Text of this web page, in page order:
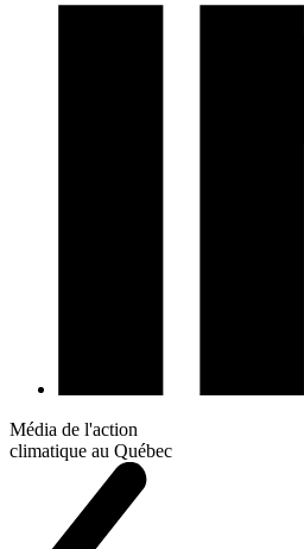
Média de l'action
climatique au Québec